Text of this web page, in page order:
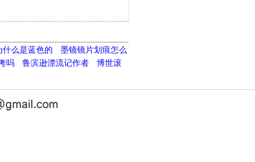
什么是蓝色的
墨镜镜片划痕怎么
吗 鲁滨逊漂流记作者
博世滚